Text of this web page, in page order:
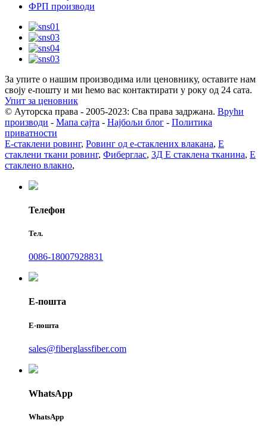
ФРП производи
За упите о нашим производима или ценовнику, оставите нам
своју е-пошту и ми ћемо вас контактирати у року од 24 сата.
Упит за ценовник
© Ауторска права - 2005-2023: Сва права задржана. Врући
производи - Мапа сајта - Најбољи блог - Политика
приватности
Е-стаклени ровинг, Ровинг од е-стаклених влакана, Е
стаклени ткани ровинг, Фиберглас, 3Д Е стаклена тканина, Е
стаклено влакно,
Телефон
Тел.
0086-18007928831
Е-пошта
Е-пошта
sales@fiberglassfiber.com
WhatsApp
WhatsApp